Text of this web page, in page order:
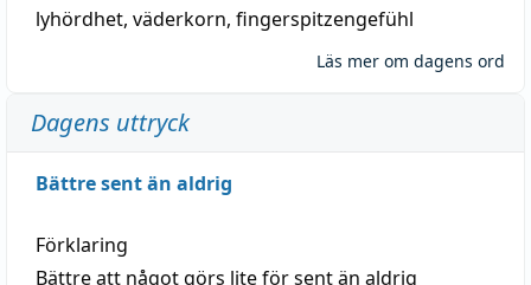
lyhördhet, väderkorn, fingerspitzengefühl
Läs mer om dagens ord
Dagens uttryck
Bättre sent än aldrig
Förklaring
Bättre att något görs lite för sent än aldrig